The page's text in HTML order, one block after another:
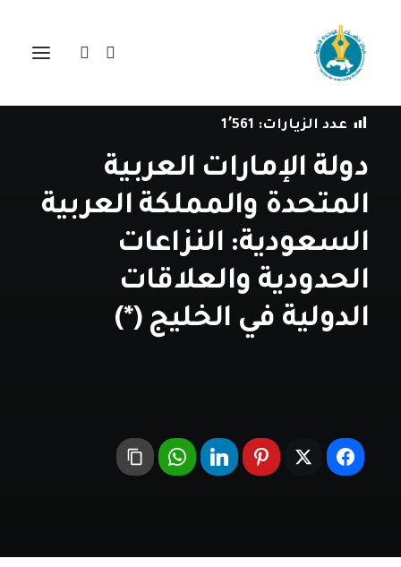
فيمراجعة اصدارات
عدد الزيارات: 1٬561
دولة الإمارات العربية
المتحدة والمملكة العربية
السعودية: النزاعات
الحدودية والعلاقات
الدولية في الخليج (*)